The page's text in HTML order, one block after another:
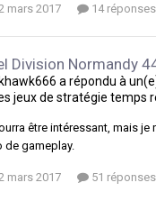
mars 2017 14 réponses
Division Normandy
a répondu à
jeux de stratégie temps
être intéressant, mais je
de gameplay.
mars 2017 51 réponses